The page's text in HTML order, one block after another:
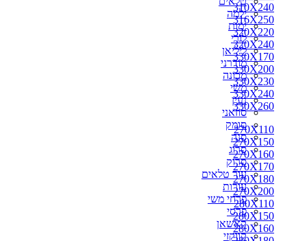
ילמה
ימות
לורי
ליליאן
מודרני
מכונה
משי
נעין
סוזאני
סומק
סנה
סרוג
סרוק
עור טלאים
עורות
פרחי משי
פרסי
קאשאן
קווקזי
310X240
316X250
320X220
320X240
330X170
330X200
330X230
330X240
330X260
270X110
270X150
270X160
270X170
270X180
270X200
280X110
280X150
280X160
350X250
360X220
360X260
370X270
400X300